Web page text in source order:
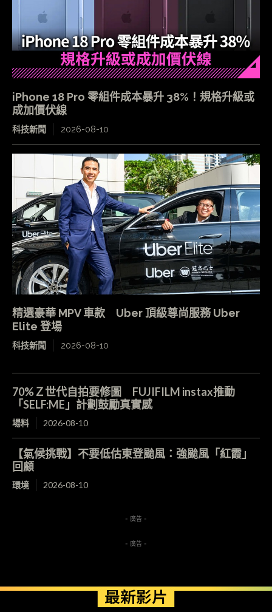
iPhone 18 Pro 零組件成本暴升 38%！規格升級或
成加價伏線
科技新聞 2026-08-10
精選豪華 MPV 車款 Uber 頂級尊尚服務 Uber
Elite 登場
科技新聞 2026-08-10
70%Ｚ世代自拍要修圖 FUJIFILM instax推動
「SELF:ME」計劃鼓勵真實感
場料 2026-08-10
【氣候挑戰】不要低估東登颱風：強颱風「紅霞」
回顧
環境 2026-08-10
- 廣告 -
- 廣告 -
最新影片